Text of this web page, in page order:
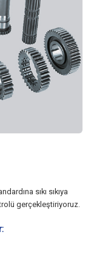
sıkı sıkıya
gerçekleştiriyoruz.